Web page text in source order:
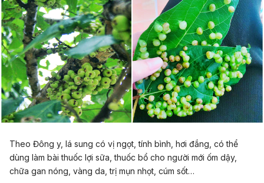
Theo Đông y, lá sung có vị ngọt, tính bình, hơi đắng, có thể
dùng làm bài thuốc lợi sữa, thuốc bổ cho người mới ốm dậy,
chữa gan nóng , vàng da, trị mụn nhọt, cúm sốt…